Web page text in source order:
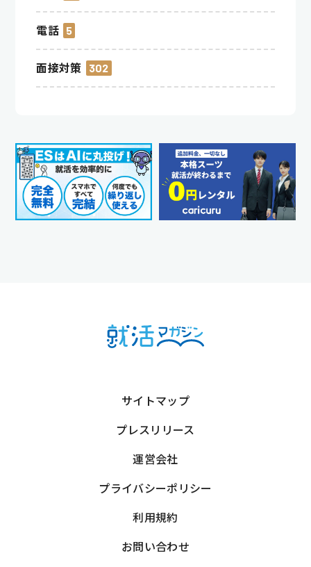
電話 5
面接対策 302
サイトマップ
プレスリリース
運営会社
プライバシーポリシー
利用規約
お問い合わせ